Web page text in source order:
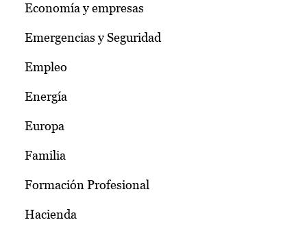
Economía y empresas
Emergencias y Seguridad
Empleo
Energía
Europa
Familia
Formación Profesional
Hacienda